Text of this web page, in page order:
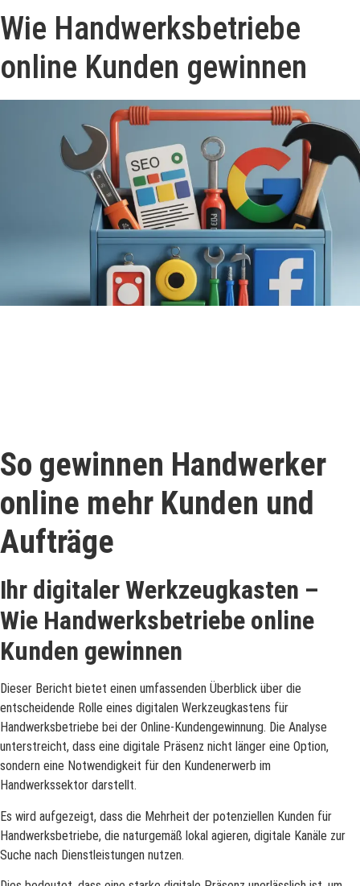
Wie Handwerksbetriebe
online Kunden gewinnen
So gewinnen Handwerker
online mehr Kunden und
Aufträge
Ihr digitaler Werkzeugkasten –
Wie Handwerksbetriebe online
Kunden gewinnen
Dieser Bericht bietet einen umfassenden Überblick über die
entscheidende Rolle eines digitalen Werkzeugkastens für
Handwerksbetriebe bei der Online-Kundengewinnung. Die Analyse
unterstreicht, dass eine digitale Präsenz nicht länger eine Option,
sondern eine Notwendigkeit für den Kundenerwerb im
Handwerkssektor darstellt.
Es wird aufgezeigt, dass die Mehrheit der potenziellen Kunden für
Handwerksbetriebe, die naturgemäß lokal agieren, digitale Kanäle zur
Suche nach Dienstleistungen nutzen.